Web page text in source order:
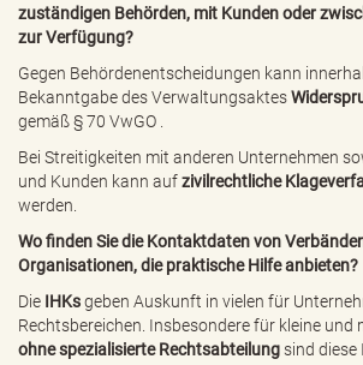
zuständigen Behörden, mit Kunden oder
zur Verfügung?
Gegen Behördenentscheidungen kann
Bekanntgabe des Verwaltungsaktes
gemäß§ 70 VwGO
Bei Streitigkeiten mit anderen Unternehmen
und Kunden kann aufzivilrechtliche
werden.
Wo finden Sie die Kontaktdaten von
Organisationen, die praktische Hilfe anbieten?
Die IHKsgeben Auskunft in vielen für
Rechtsbereichen. Insbesondere für kleine und
ohne spezialisierte Rechtsabteilungsind diese